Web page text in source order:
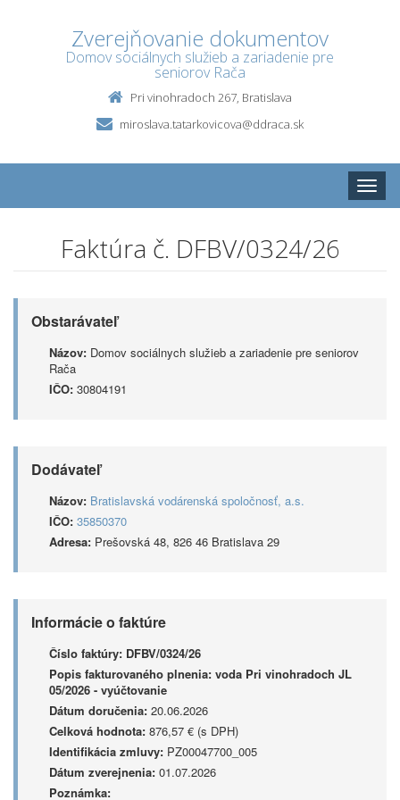
Zverejňovanie dokumentov
Domov sociálnych služieb a zariadenie pre
seniorov Rača
Pri vinohradoch 267, Bratislava
miroslava.tatarkovicova@ddraca.sk
Toggle
Faktúra č. DFBV/0324/26
Obstarávateľ
Názov: Domov sociálnych služieb a zariadenie pre seniorov
Rača
IČO: 30804191
Dodávateľ
Názov: Bratislavská vodárenská spoločnosť, a.s.
IČO: 35850370
Adresa: Prešovská 48, 826 46 Bratislava 29
Informácie o faktúre
Číslo faktúry: DFBV/0324/26
Popis fakturovaného plnenia: voda Pri vinohradoch JL
05/2026 - vyúčtovanie
Dátum doručenia: 20.06.2026
Celková hodnota: 876,57 € (s DPH)
Identifikácia zmluvy: PZ00047700_005
Dátum zverejnenia: 01.07.2026
Poznámka: